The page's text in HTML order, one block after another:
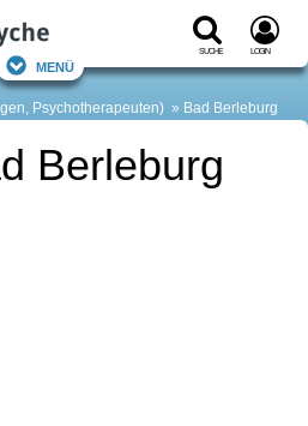
Suche Login
Menü
Psychotherapeuten) Bad Berleburg
Berleburg